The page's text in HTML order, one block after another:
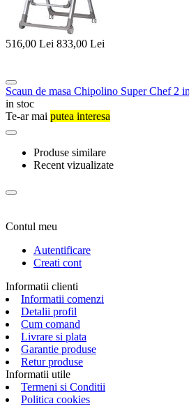
516,00 Lei 833,00 Lei
Scaun de masa Chipolino Super Chef 2
in stoc
Te-ar mai putea interesa
Produse similare
Recent vizualizate
Contul meu
Autentificare
Creati cont
Informatii clienti
Informatii comenzi
Detalii profil
Cum comand
Livrare si plata
Garantie produse
Retur produse
Informatii utile
Termeni si Conditii
Politica cookies